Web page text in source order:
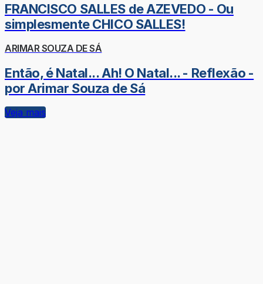
FRANCISCO SALLES de AZEVEDO - Ou
simplesmente CHICO SALLES!
ARIMAR SOUZA DE SÁ
Então, é Natal... Ah! O Natal... - Reflexão -
por Arimar Souza de Sá
Veja mais